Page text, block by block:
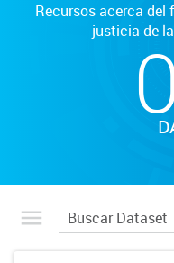
Recursos acerca
justicia de